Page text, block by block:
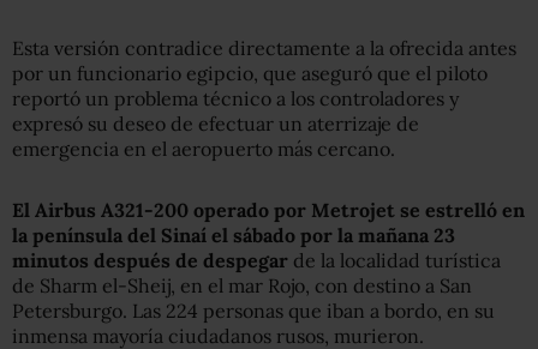
Esta versión contradice directamente a la ofrecida antes
por un funcionario egipcio, que aseguró que el piloto
reportó un problema técnico a los controladores y
expresó su deseo de efectuar un aterrizaje de
emergencia en el aeropuerto más cercano.
El Airbus A321-200 operado por Metrojet se estrelló en
la península del Sinaí el sábado por la mañana 23
minutos después de despegar de la localidad turística
de Sharm el-Sheij, en el mar Rojo, con destino a San
Petersburgo. Las 224 personas que iban a bordo, en su
inmensa mayoría ciudadanos rusos, murieron.